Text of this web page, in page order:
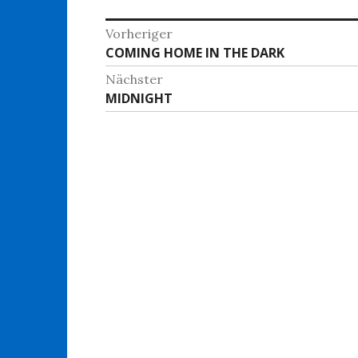
Beitragsnavigation
Vorheriger
Vorheriger
Beitrag:
COMING HOME IN THE DARK
Nächster
Nächster
Beitrag:
MIDNIGHT